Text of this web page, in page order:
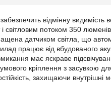
відмінну видимість
потоком 350
датчиком світла, що
працює від вбудованого
має яскраве
кріплення з засувкою
захищаючи внутрішні